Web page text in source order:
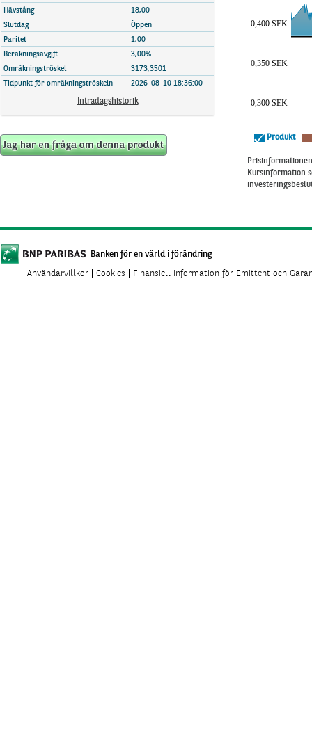
Hävstång
18,00
Slutdag
Öppen
Paritet
1,00
Beräkningsavgift
3,00%
Omräkningströskel
3173,3501
Tidpunkt för omräkningströskeln
2026-08-10 18:36:00
Intradagshistorik 0,300 SEK
0,350 SEK
0,400 SEK
Produkt
Kursinformation
Banken för en värld i förändring
Användarvillkor Cookies Finansiell information för Emittent och